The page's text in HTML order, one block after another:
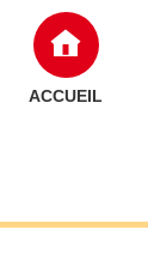
ACCUEIL